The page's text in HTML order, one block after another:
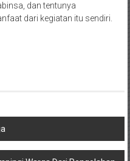
dan tentunya
dari kegiatan itu sendiri.